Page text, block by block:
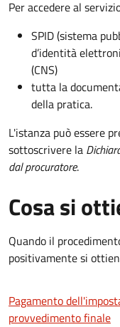
Per accedere al
SPID (sistema
d’identità
(CNS)
tutta la
della pratica.
L'istanza può essere
sottoscrivere la
dal procuratore.
Cosa si
Quando il
positivamente si
Pagamento
provvedimento finale